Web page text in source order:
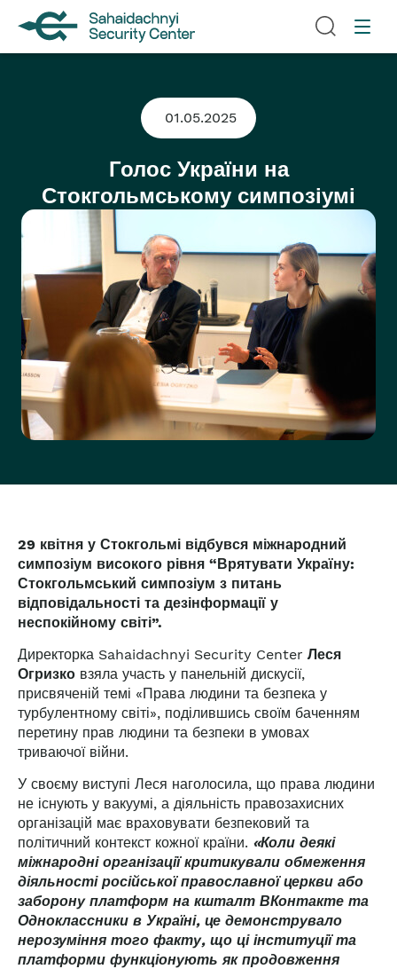
01.05.2025
Голос України на
Стокгольмському симпозіумі
29 квітня у Стокгольмі відбувся міжнародний
симпозіум високого рівня “Врятувати Україну:
Стокгольмський симпозіум з питань
відповідальності та дезінформації у
неспокійному світі”.
Директорка Sahaidachnyi Security Center Леся
Огризко взяла участь у панельній дискусії,
присвяченій темі «Права людини та безпека у
турбулентному світі», поділившись своїм баченням
перетину прав людини та безпеки в умовах
триваючої війни.
У своєму виступі Леся наголосила, що права людини
не існують у вакуумі, а діяльність правозахисних
організацій має враховувати безпековий та
політичний контекст кожної країни. «Коли деякі
міжнародні організації критикували обмеження
діяльності російської православної церкви або
заборону платформ на кшталт ВКонтакте та
Одноклассники в Україні, це демонструвало
нерозуміння того факту, що ці інституції та
платформи функціонують як продовження